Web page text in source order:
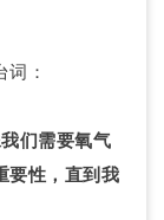
：
们需要氧气
要性，直到我